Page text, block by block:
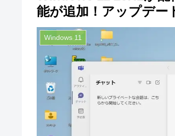
能が追加！アップデー
Windows 11